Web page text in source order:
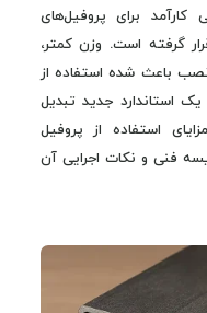
کارآمد برای پروفیل‌های
گرفته است. وزن کمتر،
باعث شده استفاده از
استاندارد جدید تبدیل
استفاده از پروفیل
فنی و نکات اجرایی آن